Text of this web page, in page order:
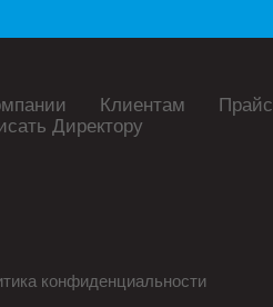
Клиентам Прайс
Директору
конфиденциальности